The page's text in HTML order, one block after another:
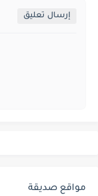
إرسال تعليق
مواقع صديقة